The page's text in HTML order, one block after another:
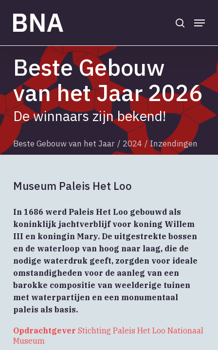
main
Menu
Beste Gebouw
van het Jaar 2026
De winnaars zijn bekend!
Beste Gebouw van het Jaar / 2024 /Inzendingen
Museum Paleis Het Loo
In 1686 werd Paleis Het Loo gebouwd als
koninklijk jachtverblijf voor koning Willem
III en koningin Mary. De uitgestrekte bossen
en de waterloop van hoog naar laag, die de
nodige waterdruk geeft, zorgden voor ideale
omstandigheden voor de aanleg van een
barokke compositie van weelderige tuinen
met waterpartijen en een monumentaal
paleis als basis.
Opdrachtgever Stichting Paleis Het Loo Nationaal
Museum
Close